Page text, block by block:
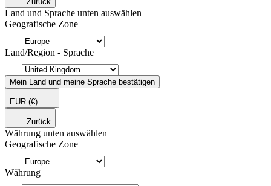
Land und Sprache unten auswählen
Geografische Zone
Land/Region - Sprache
Mein Land und meine Sprache bestätigen
EUR (€)
Zurück
Währung unten auswählen
Geografische Zone
Währung